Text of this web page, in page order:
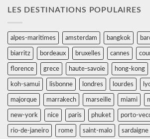
LES DESTINATIONS POPULAIRES
alpes-maritimes amsterdam bangkok
biarritz bordeaux bruxelles cannes
florence grece haute-savoie hong-kong
koh-samui lisbonne londres lourdes
majorque marrakech marseille miami
new-york nice paris phuket porto-
rio-de-janeiro rome saint-malo sardaigne